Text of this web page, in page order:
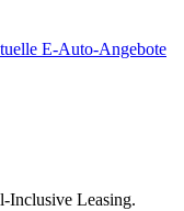
E-Auto-Angebote
Inclusive Leasing.